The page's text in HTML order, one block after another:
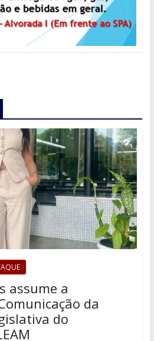
assume a
da
do